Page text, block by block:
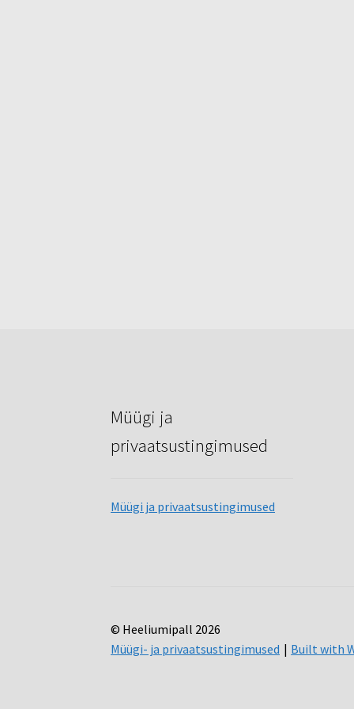
Müügi ja
privaatsustingimused
Müügi ja privaatsustingimused
© Heeliumipall 2026
Müügi- ja privaatsustingimused
Built with